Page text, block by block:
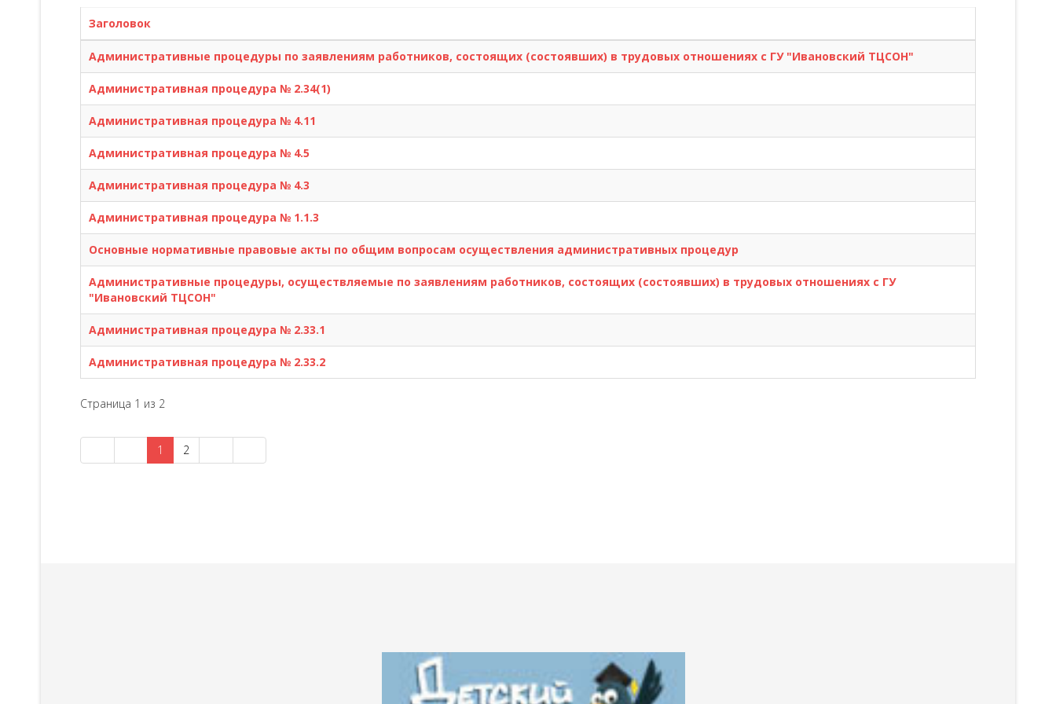
Заголовок
Административные процедуры по заявлениям работников, состоящих (состоявших) в трудовых отношениях с ГУ "Ивановский ТЦСОН"
Административная процедура № 2.34(1)
Административная процедура № 4.11
Административная процедура № 4.5
Административная процедура № 4.3
Административная процедура № 1.1.3
Основные нормативные правовые акты по общим вопросам осуществления административных процедур
Административные процедуры, осуществляемые по заявлениям работников, состоящих (состоявших) в трудовых отношениях с ГУ
"Ивановский ТЦСОН"
Административная процедура № 2.33.1
Административная процедура № 2.33.2
Страница 1 из 2
1 2